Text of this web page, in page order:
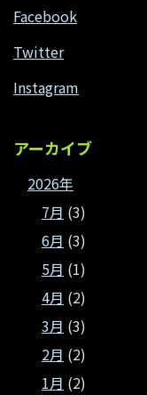
Facebook
Twitter
Instagram
アーカイブ
2026年
7月 (3)
6月 (3)
5月 (1)
4月 (2)
3月 (3)
2月 (2)
1月 (2)